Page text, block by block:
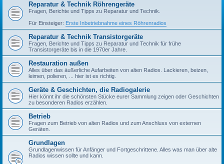
Reparatur & Technik Röhrengeräte
Fragen, Berichte und Tipps zu Reparatur und Technik.
Für Einsteiger: Erste Inbetriebnahme eines Röhrenradios
Reparatur & Technik Transistorgeräte
Fragen, Berichte und Tipps zu Reparatur und Technik für frühe
Transistorgeräte bis in die 1970er Jahre.
Restauration außen
Alles über das äußerliche Aufarbeiten von alten Radios. Lackieren, beizen,
leimen, polieren, ... hier ist es richtig.
Geräte & Geschichten, die Radiogalerie
Hier könnt ihr die schönsten Stücke eurer Sammlung zeigen oder Geschichten
zu besonderen Radios erzählen.
Betrieb
Fragen zum Betrieb von alten Radios und zum Anschluss von externen
Geräten.
Grundlagen
Grundlagenwissen für Anfänger und Fortgeschrittene. Alles was man über alte
Radios wissen sollte und kann.